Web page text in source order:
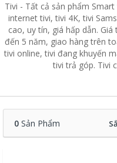
Tivi - Tất cả sản phẩm
internet tivi, tivi 4K, tivi
cao, uy tín, giá hấp dẫn.
đến 5 năm, giao hàng trên
tivi online, tivi đang khuyến
tivi trả góp. Tivi
0 Sản Phẩm